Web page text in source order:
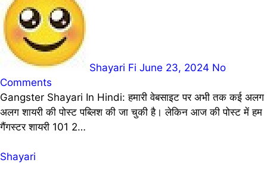
Shayari Fi June 23, 2024 No
Comments
Gangster Shayari In Hindi: हमारी वेबसाइट पर अभी तक कई अलग
अलग शायरी की पोस्ट पब्लिश की जा चुकी है। लेकिन आज की पोस्ट में हम
गैंगस्टर शायरी 101 2…
Shayari